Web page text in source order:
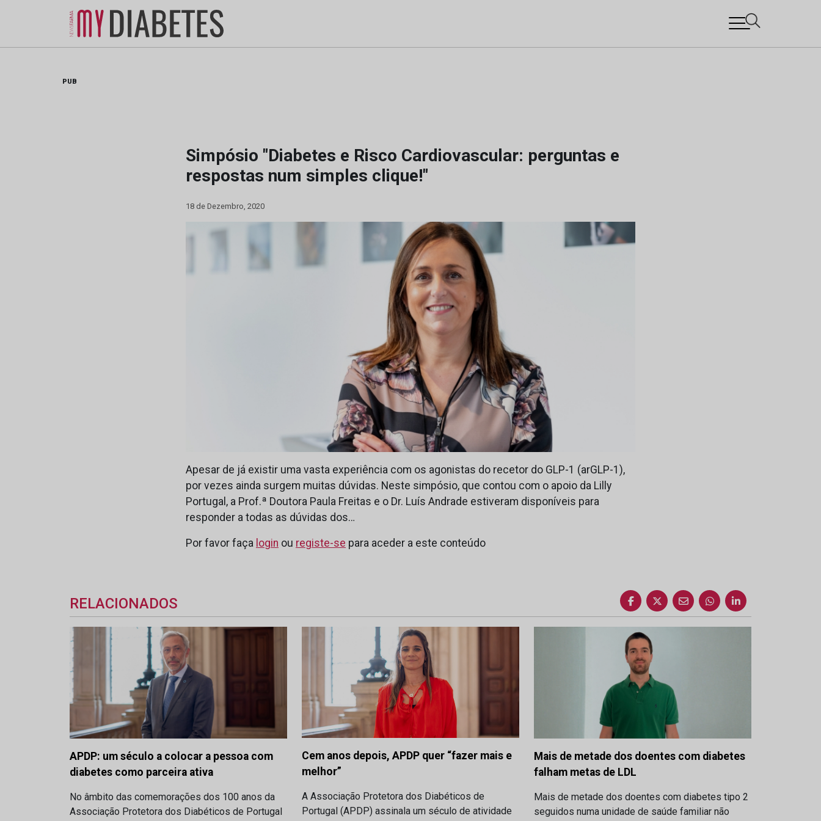
PUB
Simpósio "Diabetes e Risco Cardiovascular: perguntas e
respostas num simples clique!"
18 de Dezembro, 2020
Apesar de já existir uma vasta experiência com os agonistas do recetor do GLP-1 (arGLP-1),
por vezes ainda surgem muitas dúvidas. Neste simpósio, que contou com o apoio da Lilly
Portugal, a Prof.ª Doutora Paula Freitas e o Dr. Luís Andrade estiveram disponíveis para
responder a todas as dúvidas dos…
Por favor faça login ou registe-se para aceder a este conteúdo
RELACIONADOS
APDP: um século a colocar a pessoa com
diabetes como parceira ativa
No âmbito das comemorações dos 100 anos da
Associação Protetora dos Diabéticos de Portugal
Cem anos depois, APDP quer “fazer mais e
melhor”
A Associação Protetora dos Diabéticos de
Portugal (APDP) assinala um século de atividade
Mais de metade dos doentes com diabetes
falham metas de LDL
Mais de metade dos doentes com diabetes tipo 2
seguidos numa unidade de saúde familiar não